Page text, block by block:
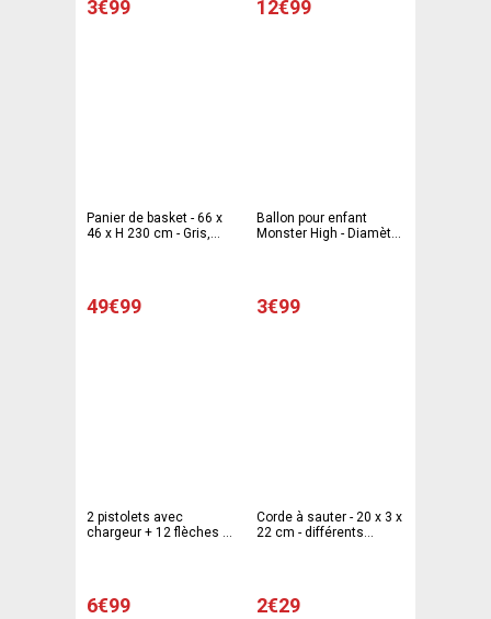
3€99 12€99
Panier de basket - 66 x
46 x H 230 cm - Gris,
49€99
Ballon pour enfant
Monster High - Diamètre
3€99
2 pistolets avec
chargeur + 12 flèches -
6€99
Corde à sauter - 20 x 3 x
22 cm - différents
2€29